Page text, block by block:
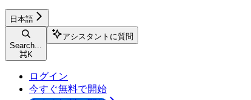
日本語
Search...
⌘K
アシスタントに質問
ログイン
今すぐ無料で開始